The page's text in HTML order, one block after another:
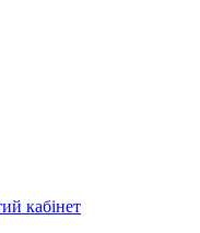
кабінет